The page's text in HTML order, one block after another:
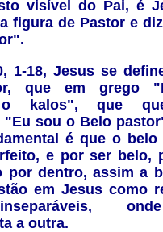
visível do Pai, é
figura de Pastor e
1-18, Jesus se
que em grego
o kalos", que
"Eu sou o Belo
é que o belo
e por ser belo,
por dentro, assim a
em Jesus como
a outra.